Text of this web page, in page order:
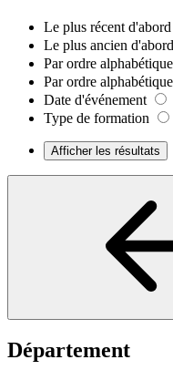
Le plus récent d'abord
Le plus ancien d'abord
Par ordre
Par ordre
Date d'événement
Type de formation
Afficher les résultats
Département